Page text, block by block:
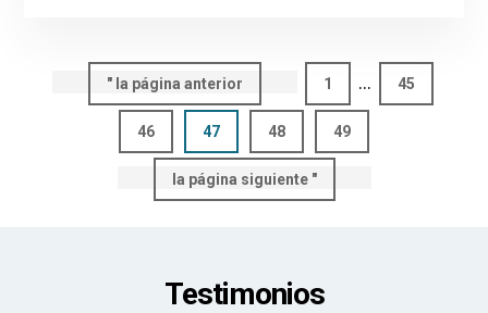
" Ir
a
la página anterior Página
1
Páginas
intermedias
... Página
45
Página
46 Página
47 Página
48 Página
49
Ir
a
la página siguiente "
Testimonios